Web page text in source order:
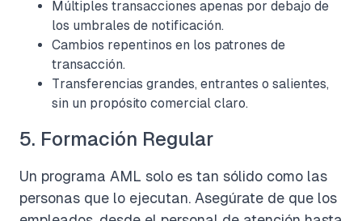
Múltiples transacciones apenas por debajo de
los umbrales de notificación.
Cambios repentinos en los patrones de
transacción.
Transferencias grandes, entrantes o salientes,
sin un propósito comercial claro.
5. Formación Regular
Un programa AML solo es tan sólido como las
personas que lo ejecutan. Asegúrate de que los